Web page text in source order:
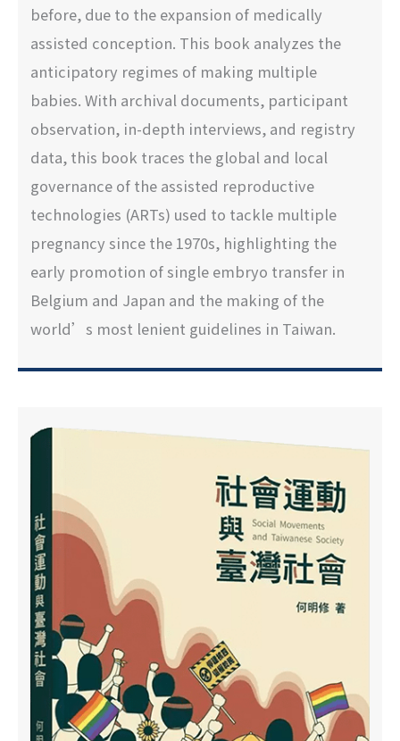
before, due to the expansion of medically
assisted conception. This book analyzes the
anticipatory regimes of making multiple
babies. With archival documents, participant
observation, in-depth interviews, and registry
data, this book traces the global and local
governance of the assisted reproductive
technologies (ARTs) used to tackle multiple
pregnancy since the 1970s, highlighting the
early promotion of single embryo transfer in
Belgium and Japan and the making of the
world’s most lenient guidelines in Taiwan.